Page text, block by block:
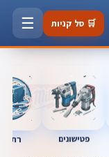
🛒 סל קניות ☰
פטישונים